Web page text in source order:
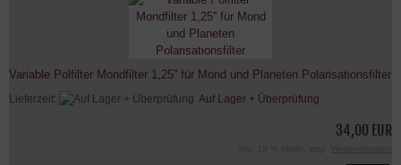
Variable Polfilter Mondfilter 1,25'' für Mond und Planeten Polarisationsfilter
Lieferzeit: Auf Lager + Überprüfung
34,00 EUR